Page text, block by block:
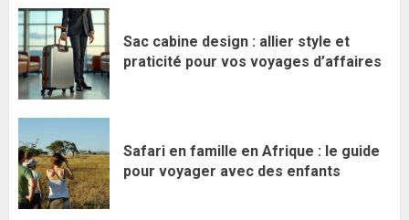
Sac cabine design : allier style et
praticité pour vos voyages d’affaires
Safari en famille en Afrique : le guide
pour voyager avec des enfants